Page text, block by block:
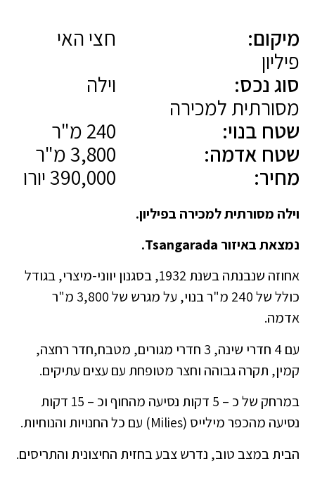
מיקום:
חצי האי
פיליון
סוג נכס:
וילה
מסורתית למכירה
שטח בנוי:
שטח אדמה:
מחיר:
וילה מסורתית למכירה בפיליון.
נמצאת באיזור Tsangarada.
אחוזה שנבנתה בשנת 1932, בסגנון יווני-מיצרי, בגודל
כולל של 240 מ"ר בנוי, על מגרש של 3,800 מ"ר
אדמה.
עם 4 חדרי שינה, 3 חדרי מגורים, מטבח,חדר רחצה,
קמין, תקרה גבוהה וחצר מטופחת עם עצים עתיקים.
במרחק של כ – 5 דקות נסיעה מהחוף וכ – 15 דקות
נסיעה מהכפר מילייס (Milies) עם כל החנויות והנוחיות.
הבית במצב טוב, נדרש צבע בחזית החיצונית והתריסים.